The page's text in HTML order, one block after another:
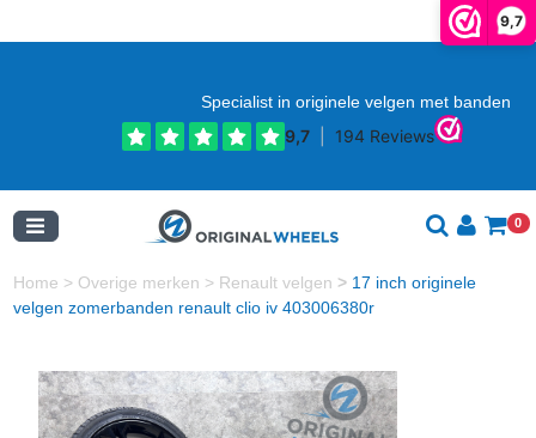
9,7
Specialist in originele velgen met banden
0
Home > Overige merken > Renault velgen > 17 inch originele
velgen zomerbanden renault clio iv 403006380r